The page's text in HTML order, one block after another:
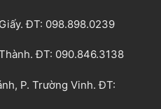
ĐT: 098.898.0239
ĐT: 090.846.3138
P. Trường Vinh. ĐT: